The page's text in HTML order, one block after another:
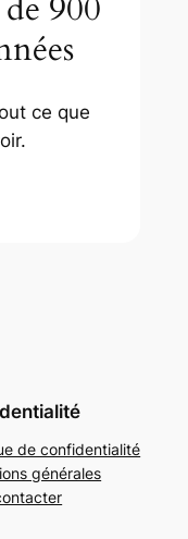
ce que
de confidentialité
générales